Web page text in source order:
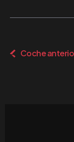
Coche